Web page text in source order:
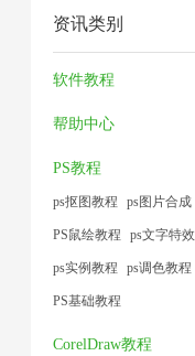
4
缩
1
1
工
具
1
缩
资讯类别
软件教程
帮助中心
PS教程
ps抠图教程 ps图片合成
PS鼠绘教程 ps文字特效
ps实例教程 ps调色教程
PS基础教程
CorelDraw教程